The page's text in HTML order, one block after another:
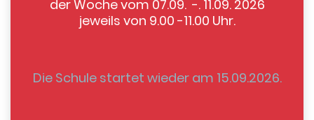
der Woche vom 07.09. -. 11.09. 2026
jeweils von 9.00 -11.00 Uhr.
Die Schule startet wieder am 15.09.2026.